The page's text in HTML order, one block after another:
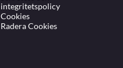
integritetspolicy
Cookies
Radera Cookies